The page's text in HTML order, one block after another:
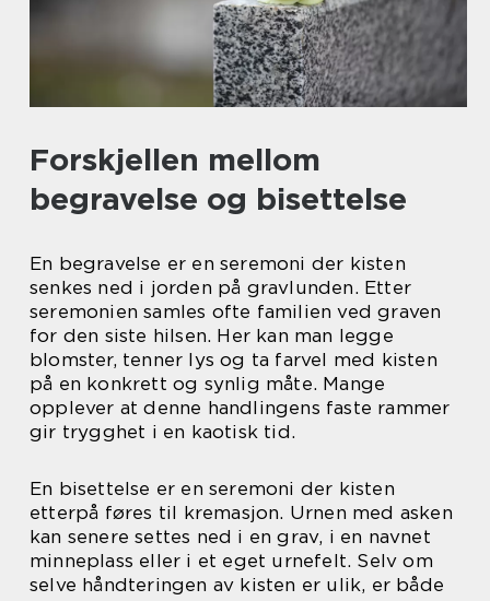
Forskjellen mellom
begravelse og bisettelse
En begravelse er en seremoni der kisten
senkes ned i jorden på gravlunden. Etter
seremonien samles ofte familien ved graven
for den siste hilsen. Her kan man legge
blomster, tenner lys og ta farvel med kisten
på en konkrett og synlig måte. Mange
opplever at denne handlingens faste rammer
gir trygghet i en kaotisk tid.
En bisettelse er en seremoni der kisten
etterpå føres til kremasjon. Urnen med asken
kan senere settes ned i en grav, i en navnet
minneplass eller i et eget urnefelt. Selv om
selve håndteringen av kisten er ulik, er både